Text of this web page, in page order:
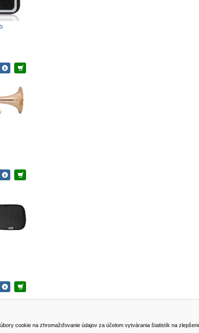
cookie na zhromažďovanie údajov za účelom vytvárania štatistík na